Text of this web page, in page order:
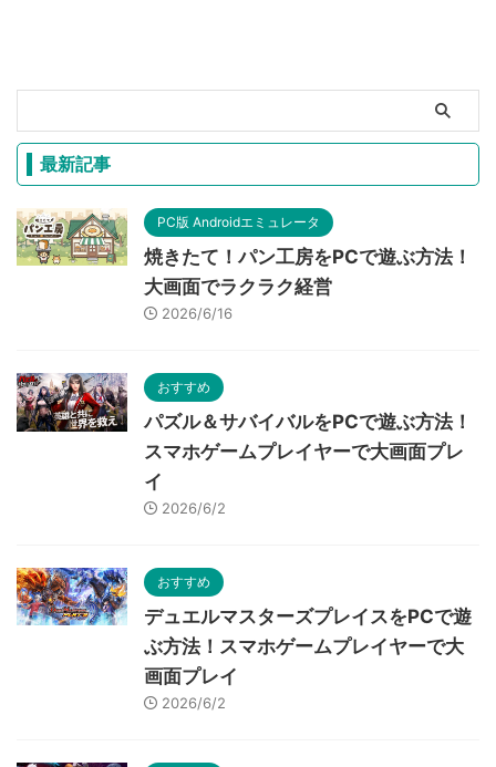
最新記事
PC版 Androidエミュレータ
焼きたて！パン工房をPCで遊ぶ方法！
大画面でラクラク経営
2026/6/16
おすすめ
パズル＆サバイバルをPCで遊ぶ方法！
スマホゲームプレイヤーで大画面プレ
イ
2026/6/2
おすすめ
デュエルマスターズプレイスをPCで遊
ぶ方法！スマホゲームプレイヤーで大
画面プレイ
2026/6/2